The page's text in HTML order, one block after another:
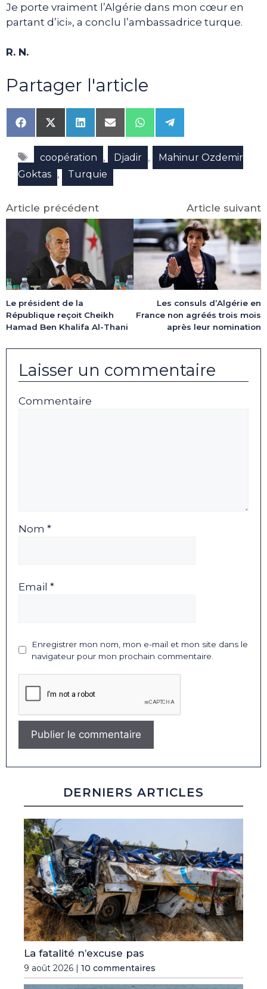
Je porte vraiment l’Algérie dans mon cœur en
partant d’ici», a conclu l’ambassadrice turque.
R. N.
Partager l'article
Share
on
Facebook
Share
on
X
(Twitter)
Share
on
LinkedIn
Share
on
Email
Share
on
WhatsApp
Share
on
Telegram
Étiquettes
coopération , Djadir ,
Mahinur Ozdemir
Goktas , Turquie
Article précédent
Le président de la
République reçoit Cheikh
Hamad Ben Khalifa Al-Thani
Article suivant
Les consuls d’Algérie en
France non agréés trois mois
après leur nomination
Laisser un commentaire
Commentaire
Nom *
Email *
Enregistrer mon nom, mon e-mail et mon site dans le
navigateur pour mon prochain commentaire.
DERNIERS ARTICLES
La fatalité n’excuse pas
9 août 2026 | 10 commentaires